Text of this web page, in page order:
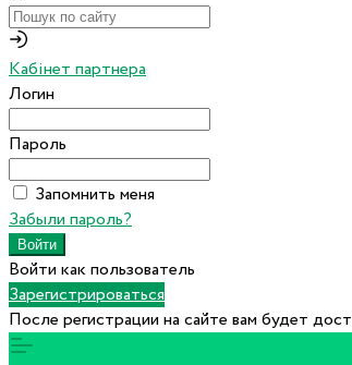
Кабінет партнера
Логин
Пароль
Запомнить меня
Забыли пароль?
Войти как пользователь
Зарегистрироваться
После регистрации на сайте вам будет